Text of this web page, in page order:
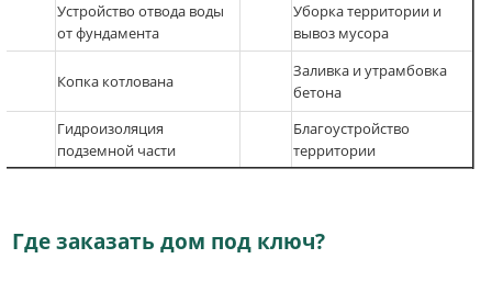
Устройство отвода воды
от фундамента
Уборка территории и
вывоз мусора
Копка котлована
Заливка и утрамбовка
бетона
Гидроизоляция
подземной части
Благоустройство
территории
Где заказать дом под ключ?